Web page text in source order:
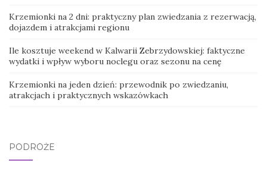
Krzemionki na 2 dni: praktyczny plan zwiedzania z rezerwacją,
dojazdem i atrakcjami regionu
Ile kosztuje weekend w Kalwarii Zebrzydowskiej: faktyczne
wydatki i wpływ wyboru noclegu oraz sezonu na cenę
Krzemionki na jeden dzień: przewodnik po zwiedzaniu,
atrakcjach i praktycznych wskazówkach
PODRÓŻE